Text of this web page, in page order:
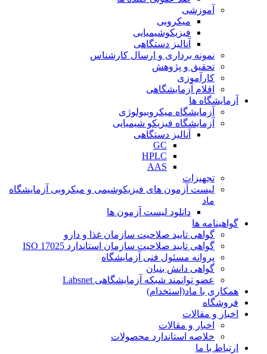
آموزشی
میکروبی
فیزیکوشیمیایی
آنالیز دستگاهی
نمونه برداری و ارسال کارشناس
تحقیق و پژوهش
کارآموزی
اقلام آزمایشگاهی
آزمایشگاه ها
آزمایشگاه میکروبیولوژی
آزمایشگاه فیزیکو شیمیایی
آنالیز دستگاهی
GC
HPLC
AAS
تجهیزات
لیست آزمون های فیزیکوشیمی و میکروبی آزمایشگاه
ماد
دانلود لیست آزمون ها
گواهینامه ها
گواهی تایید صلاحیت سازمان غذا و دارو
گواهی تایید صلاحیت سازمان استاندارد ISO 17025
پروانه مسئول فنی آزمایشگاه
گواهی دانش بنیان
عضو توانمند شبکه آزمایشگاهی Labsnet
همکاری با ماد(استخدام)
فروشگاه
اخبار و مقالات
اخبار و مقالات
خلاصه استاندارد محصولات
ارتباط با ما